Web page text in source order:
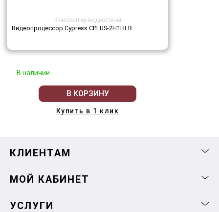
Контроллер видеостены
Видеопроцессор Cypress CPLUS-2H1HLR
В наличии
В КОРЗИНУ
Купить в 1 клик
КЛИЕНТАМ
МОЙ КАБИНЕТ
УСЛУГИ